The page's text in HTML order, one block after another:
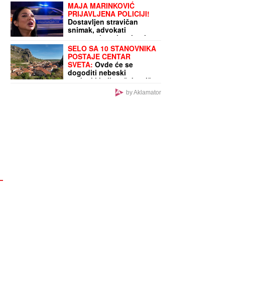
MAJA MARINKOVIĆ
PRIJAVLJENA POLICIJI!
Dostavljen stravičan
snimak, advokati
momentalno alarmirani!
SELO SA 10 STANOVNIKA
POSTAJE CENTAR
SVETA: Ovde će se
dogoditi nebeski
spektakl koji se čeka više
od 100 godina
by Aklamator